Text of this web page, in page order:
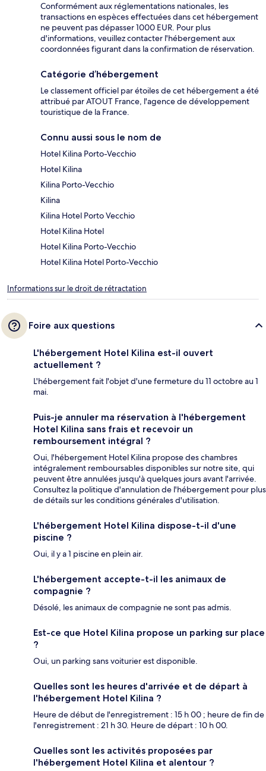
Conformément aux réglementations nationales, les
transactions en espèces effectuées dans cet hébergement
ne peuvent pas dépasser 1000 EUR. Pour plus
d'informations, veuillez contacter l'hébergement aux
coordonnées figurant dans la confirmation de réservation.
Catégorie d’hébergement
Le classement officiel par étoiles de cet hébergement a été
attribué par ATOUT France, l'agence de développement
touristique de la France.
Connu aussi sous le nom de
Hotel Kilina Porto-Vecchio
Hotel Kilina
Kilina Porto-Vecchio
Kilina
Kilina Hotel Porto Vecchio
Hotel Kilina Hotel
Hotel Kilina Porto-Vecchio
Hotel Kilina Hotel Porto-Vecchio
Informations sur le droit de rétractation
Foire aux questions
L'hébergement Hotel Kilina est-il ouvert
actuellement ?
L'hébergement fait l'objet d'une fermeture du 11 octobre au 1
mai.
Puis-je annuler ma réservation à l'hébergement
Hotel Kilina sans frais et recevoir un
remboursement intégral ?
Oui, l'hébergement Hotel Kilina propose des chambres
intégralement remboursables disponibles sur notre site, qui
peuvent être annulées jusqu'à quelques jours avant l'arrivée.
Consultez la politique d'annulation de l'hébergement pour plus
de détails sur les conditions générales d'utilisation.
L'hébergement Hotel Kilina dispose-t-il d'une
piscine ?
Oui, il y a 1 piscine en plein air.
L'hébergement accepte-t-il les animaux de
compagnie ?
Désolé, les animaux de compagnie ne sont pas admis.
Est-ce que Hotel Kilina propose un parking sur place
?
Oui, un parking sans voiturier est disponible.
Quelles sont les heures d'arrivée et de départ à
l'hébergement Hotel Kilina ?
Heure de début de l'enregistrement : 15 h 00 ; heure de fin de
l'enregistrement : 21 h 30. Heure de départ : 10 h 00.
Quelles sont les activités proposées par
l'hébergement Hotel Kilina et alentour ?